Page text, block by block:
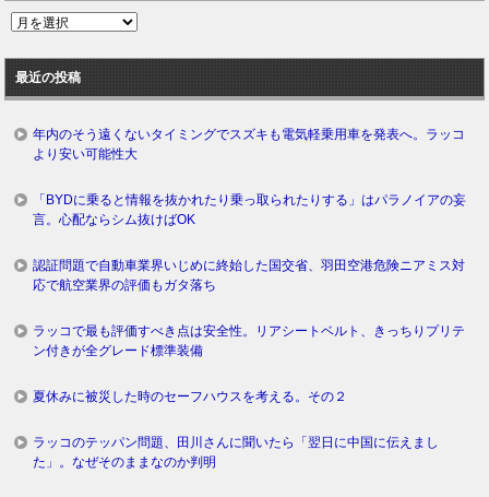
過
ロ
グ
最近の投稿
年内のそう遠くないタイミングでスズキも電気軽乗用車を発表へ。ラッコ
より安い可能性大
「BYDに乗ると情報を抜かれたり乗っ取られたりする」はパラノイアの妄
言。心配ならシム抜けばOK
認証問題で自動車業界いじめに終始した国交省、羽田空港危険ニアミス対
応で航空業界の評価もガタ落ち
ラッコで最も評価すべき点は安全性。リアシートベルト、きっちりプリテ
ン付きが全グレード標準装備
夏休みに被災した時のセーフハウスを考える。その２
ラッコのテッパン問題、田川さんに聞いたら「翌日に中国に伝えまし
た」。なぜそのままなのか判明